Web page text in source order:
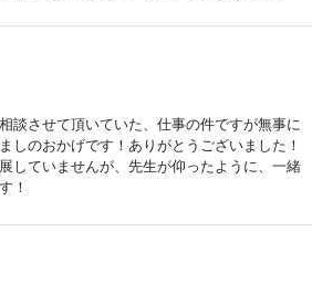
談させて頂いていた、仕事の件ですが無事に
しのおかげです！ありがとうございました！
していませんが、先生が仰ったように、一緒
！